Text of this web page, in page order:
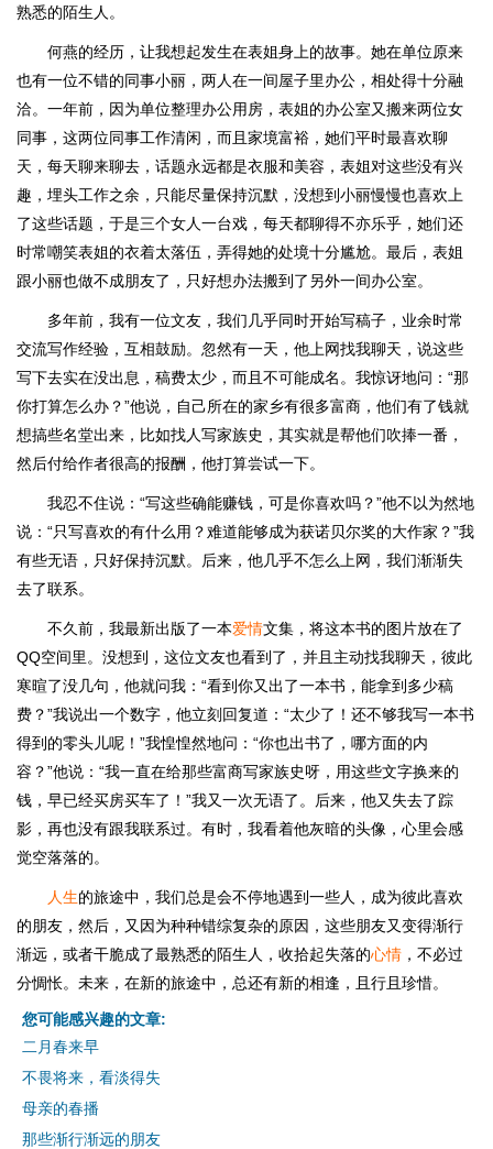
熟悉的陌生人。
何燕的经历，让我想起发生在表姐身上的故事。她在单位原来
也有一位不错的同事小丽，两人在一间屋子里办公，相处得十分融
洽。一年前，因为单位整理办公用房，表姐的办公室又搬来两位女
同事，这两位同事工作清闲，而且家境富裕，她们平时最喜欢聊
天，每天聊来聊去，话题永远都是衣服和美容，表姐对这些没有兴
趣，埋头工作之余，只能尽量保持沉默，没想到小丽慢慢也喜欢上
了这些话题，于是三个女人一台戏，每天都聊得不亦乐乎，她们还
时常嘲笑表姐的衣着太落伍，弄得她的处境十分尴尬。最后，表姐
跟小丽也做不成朋友了，只好想办法搬到了另外一间办公室。
多年前，我有一位文友，我们几乎同时开始写稿子，业余时常
交流写作经验，互相鼓励。忽然有一天，他上网找我聊天，说这些
写下去实在没出息，稿费太少，而且不可能成名。我惊讶地问：“那
你打算怎么办？”他说，自己所在的家乡有很多富商，他们有了钱就
想搞些名堂出来，比如找人写家族史，其实就是帮他们吹捧一番，
然后付给作者很高的报酬，他打算尝试一下。
我忍不住说：“写这些确能赚钱，可是你喜欢吗？”他不以为然地
说：“只写喜欢的有什么用？难道能够成为获诺贝尔奖的大作家？”我
有些无语，只好保持沉默。后来，他几乎不怎么上网，我们渐渐失
去了联系。
不久前，我最新出版了一本爱情文集，将这本书的图片放在了
QQ空间里。没想到，这位文友也看到了，并且主动找我聊天，彼此
寒暄了没几句，他就问我：“看到你又出了一本书，能拿到多少稿
费？”我说出一个数字，他立刻回复道：“太少了！还不够我写一本书
得到的零头儿呢！”我惶惶然地问：“你也出书了，哪方面的内
容？”他说：“我一直在给那些富商写家族史呀，用这些文字换来的
钱，早已经买房买车了！”我又一次无语了。后来，他又失去了踪
影，再也没有跟我联系过。有时，我看着他灰暗的头像，心里会感
觉空落落的。
人生的旅途中，我们总是会不停地遇到一些人，成为彼此喜欢
的朋友，然后，又因为种种错综复杂的原因，这些朋友又变得渐行
渐远，或者干脆成了最熟悉的陌生人，收拾起失落的心情 ，不必过
分惆怅。未来，在新的旅途中，总还有新的相逢，且行且珍惜。
您可能感兴趣的文章:
二月春来早
不畏将来，看淡得失
母亲的春播
那些渐行渐远的朋友